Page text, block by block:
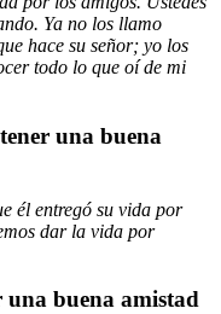
Ya no los llamo
hace su señor; yo los
todo lo que oí de mi
una buena
él entregó su vida por
dar la vida por
una buena amistad